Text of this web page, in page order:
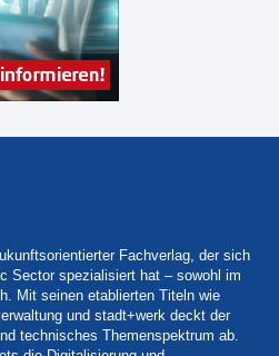
Fachverlag, der sich
Sector spezialisiert hat – sowohl im
Mit seinen etablierten Titeln wie
und stadt+werk deckt der
technisches Themenspektrum ab.